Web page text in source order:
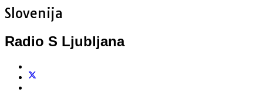
Slovenija
Radio S Ljubljana